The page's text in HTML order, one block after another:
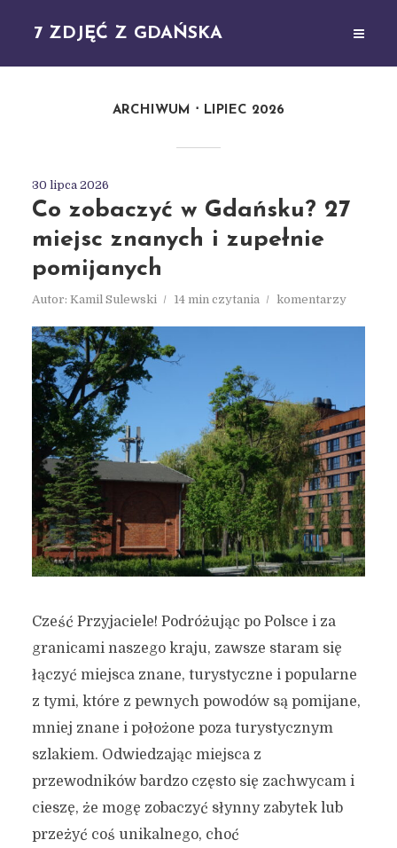
7 ZDJĘĆ Z GDAŃSKA
ARCHIWUM LIPIEC 2026
30 lipca 2026
Co zobaczyć w Gdańsku? 27
miejsc znanych i zupełnie
pomijanych
Autor: Kamil Sulewski 14 min czytania komentarzy
Cześć Przyjaciele! Podróżując po Polsce i za
granicami naszego kraju, zawsze staram się
łączyć miejsca znane, turystyczne i popularne
z tymi, które z pewnych powodów są pomijane,
mniej znane i położone poza turystycznym
szlakiem. Odwiedzając miejsca z
przewodników bardzo często się zachwycam i
cieszę, że mogę zobaczyć słynny zabytek lub
przeżyć coś unikalnego, choć